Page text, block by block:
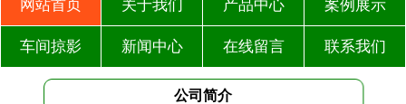
网站首页 关于我们 产品中心 案例展示
车间掠影 新闻中心 在线留言 联系我们
公司简介